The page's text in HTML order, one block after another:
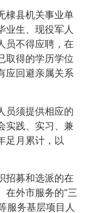
棣县机关事业单
业生、现役军人
员不得应聘，在
取得的学历学位
应回避亲属关系
员须提供相应的
实践、实习、兼
足月累计，以
招募和选派的在
在外市服务的“三
服务基层项目人